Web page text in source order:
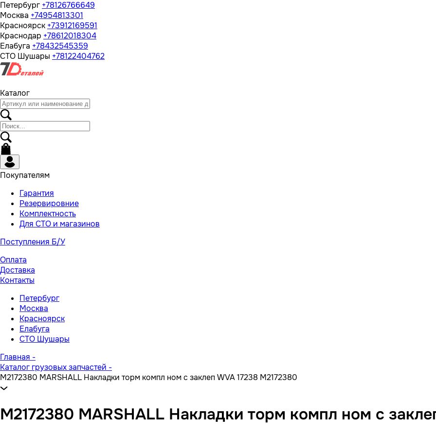
Петербург +78126766649
Москва +74954813301
Красноярск +73912169591
Краснодар +78612018304
Елабуга +78432545359
СТО Шушары +78122404762
Каталог
Покупателям
Гарантия
Резервировние
Комплектность
Для СТО и магазинов
Поступления Б/У
Оплата
Доставка
Контакты
Петербург
Москва
Красноярск
Елабуга
СТО Шушары
Главная -
Каталог грузовых запчастей -
M2172380 MARSHALL Накладки торм компл ном с заклеп WVA 17238 M2172380
M2172380 MARSHALL Накладки торм компл ном с